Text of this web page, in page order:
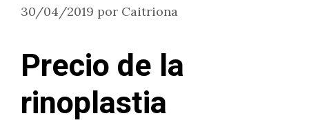
30/04/2019 por Caitriona
Precio de la
rinoplastia